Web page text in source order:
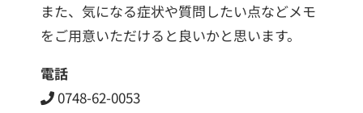
また、気になる症状や質問したい点などメモ
をご用意いただけると良いかと思います。
電話
0748-62-0053